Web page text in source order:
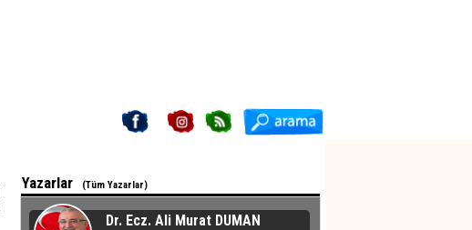
Yazarlar (Tüm Yazarlar)
Dr. Ecz. Ali Murat DUMAN